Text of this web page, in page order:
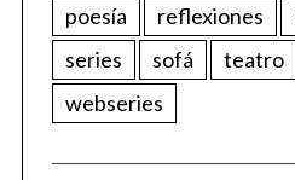
poesía
reflexiones
series
sofá teatro
webseries